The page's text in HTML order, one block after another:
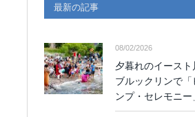
最新の記事
08/02/2026
夕暮れのイースト
ブルックリンで
ンプ・セレモニー